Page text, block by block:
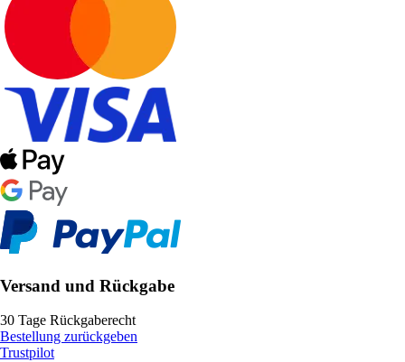
Versand und Rückgabe
30 Tage Rückgaberecht
Bestellung zurückgeben
Trustpilot